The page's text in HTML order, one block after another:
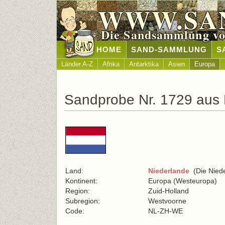
Die Sandsammlung
HOME SAND-SAMMLUNG
Länder A-Z Afrika Antarktika Asien Europa
Sandprobe Nr. 1729 aus
Land: Niederlande (Die
Kontinent:
Europa (Westeuropa)
Region:
Zuid-Holland
Subregion:
Westvoorne
Code:
NL-ZH-WE